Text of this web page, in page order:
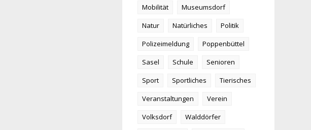
Mobilität
Museumsdorf
Natur
Natürliches
Politik
Polizeimeldung
Poppenbüttel
Sasel
Schule
Senioren
Sport
Sportliches
Tierisches
Veranstaltungen
Verein
Volksdorf
Walddörfer